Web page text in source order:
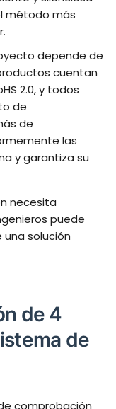
método más
depende de
cuentan
2.0, y todos
de
de
las
y garantiza su
necesita
puede
solución
de 4
de
comprobación